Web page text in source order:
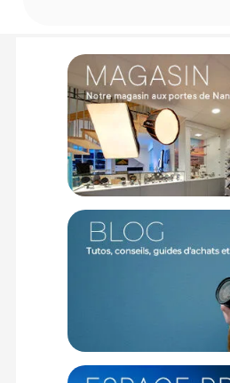
m Orange - Câble RJ45 - Achat et
Garantie 2 ans
(1) Nombre de points Fidélité estimés,
sur le prix TTC en €, les points seront